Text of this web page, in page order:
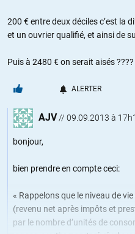
200 € entre deux déciles c’est la
et un ouvrier qualifié, et ainsi de
Puis à 2480 € on serait aisés ????
ALERTER
AJV // 09.09.2013 à
bonjour,
bien prendre en compte ceci:
« Rappelons que le niveau de
(revenu net après impôts et
par le nombre d’unités de